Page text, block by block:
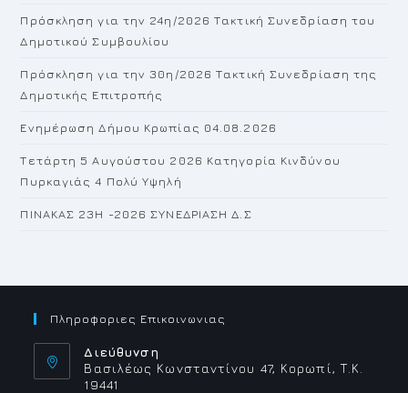
Πρόσκληση για την 24η/2026 Τακτική Συνεδρίαση του
Δημοτικού Συμβουλίου
Πρόσκληση για την 30η/2026 Τακτική Συνεδρίαση της
Δημοτικής Επιτροπής
Ενημέρωση Δήμου Κρωπίας 04.08.2026
Τετάρτη 5 Αυγούστου 2026 Κατηγορία Κινδύνου
Πυρκαγιάς 4 Πολύ Υψηλή
ΠΙΝΑΚΑΣ 23H -2026 ΣΥΝΕΔΡΙΑΣΗ Δ.Σ
Πληροφοριες Επικοινωνιας
Διεύθυνση
Βασιλέως Κωνσταντίνου 47, Κορωπί, Τ.Κ.
19441